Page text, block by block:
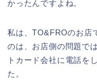
かったんですよね。
私は、TO&FROのお店
のは、お店側の問題で
トカード会社に電話を
た。